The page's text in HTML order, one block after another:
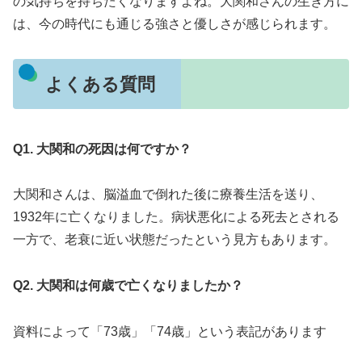
は、今の時代にも通じる強さと優しさが感じられます。
よくある質問
Q1. 大関和の死因は何ですか？
大関和さんは、脳溢血で倒れた後に療養生活を送り、
1932年に亡くなりました。病状悪化による死去とされる
一方で、老衰に近い状態だったという見方もあります。
Q2. 大関和は何歳で亡くなりましたか？
資料によって「73歳」「74歳」という表記があります